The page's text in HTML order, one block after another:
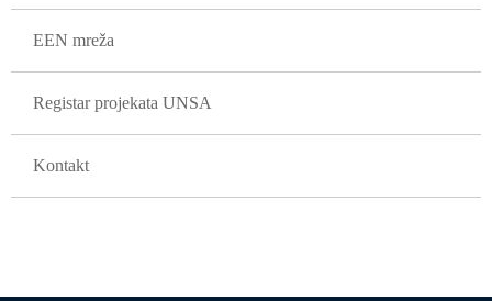
EEN mreža
Registar projekata UNSA
Kontakt